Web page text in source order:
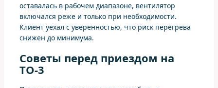
оставалась в рабочем диапазоне, вентилятор
включался реже и только при необходимости.
Клиент уехал с уверенностью, что риск перегрева
снижен до минимума.
Советы перед приездом на
ТО-3